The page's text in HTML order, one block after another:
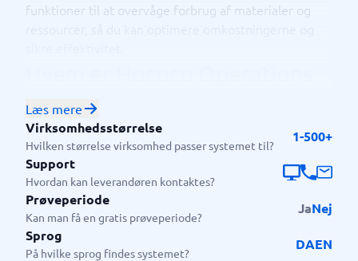
funktioner til at overvåge forbrug af materialer og
App egnet til?
Hococo Drift App er velegnet til ejendomsforvaltere,
ejendomsadministratorer og ejere af boliger,
lejligheder og kommercielle ejendomme. Herunder
virksomheder af mange forskellige størrelser, alt fra
små virksomheder til større organisationer.
Læs mere
Virksomhedsstørrelse
Hvilken størrelse virksomhed passer systemet til?
1-500+
Support
Hvordan kan leverandøren kontaktes?
Prøveperiode
Kan man få en gratis prøveperiode?
JaNej
Sprog
På hvilke sprog findes systemet?
DAEN